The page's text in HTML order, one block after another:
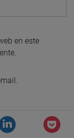
en este